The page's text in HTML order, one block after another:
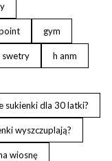
gym
swetry h anm
sukienki dla 30 latki?
wyszczuplają?
wiosnę